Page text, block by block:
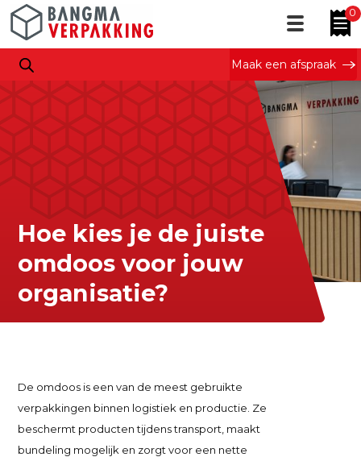
0
Maak een afspraak
Hoe kies je de juiste
omdoos voor jouw
organisatie?
De omdoos is een van de meest gebruikte
verpakkingen binnen logistiek en productie. Ze
beschermt producten tijdens transport, maakt
bundeling mogelijk en zorgt voor een nette